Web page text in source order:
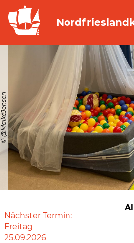
© @MaikeJensen
Nächster Termin:
Freitag
25.09.2026